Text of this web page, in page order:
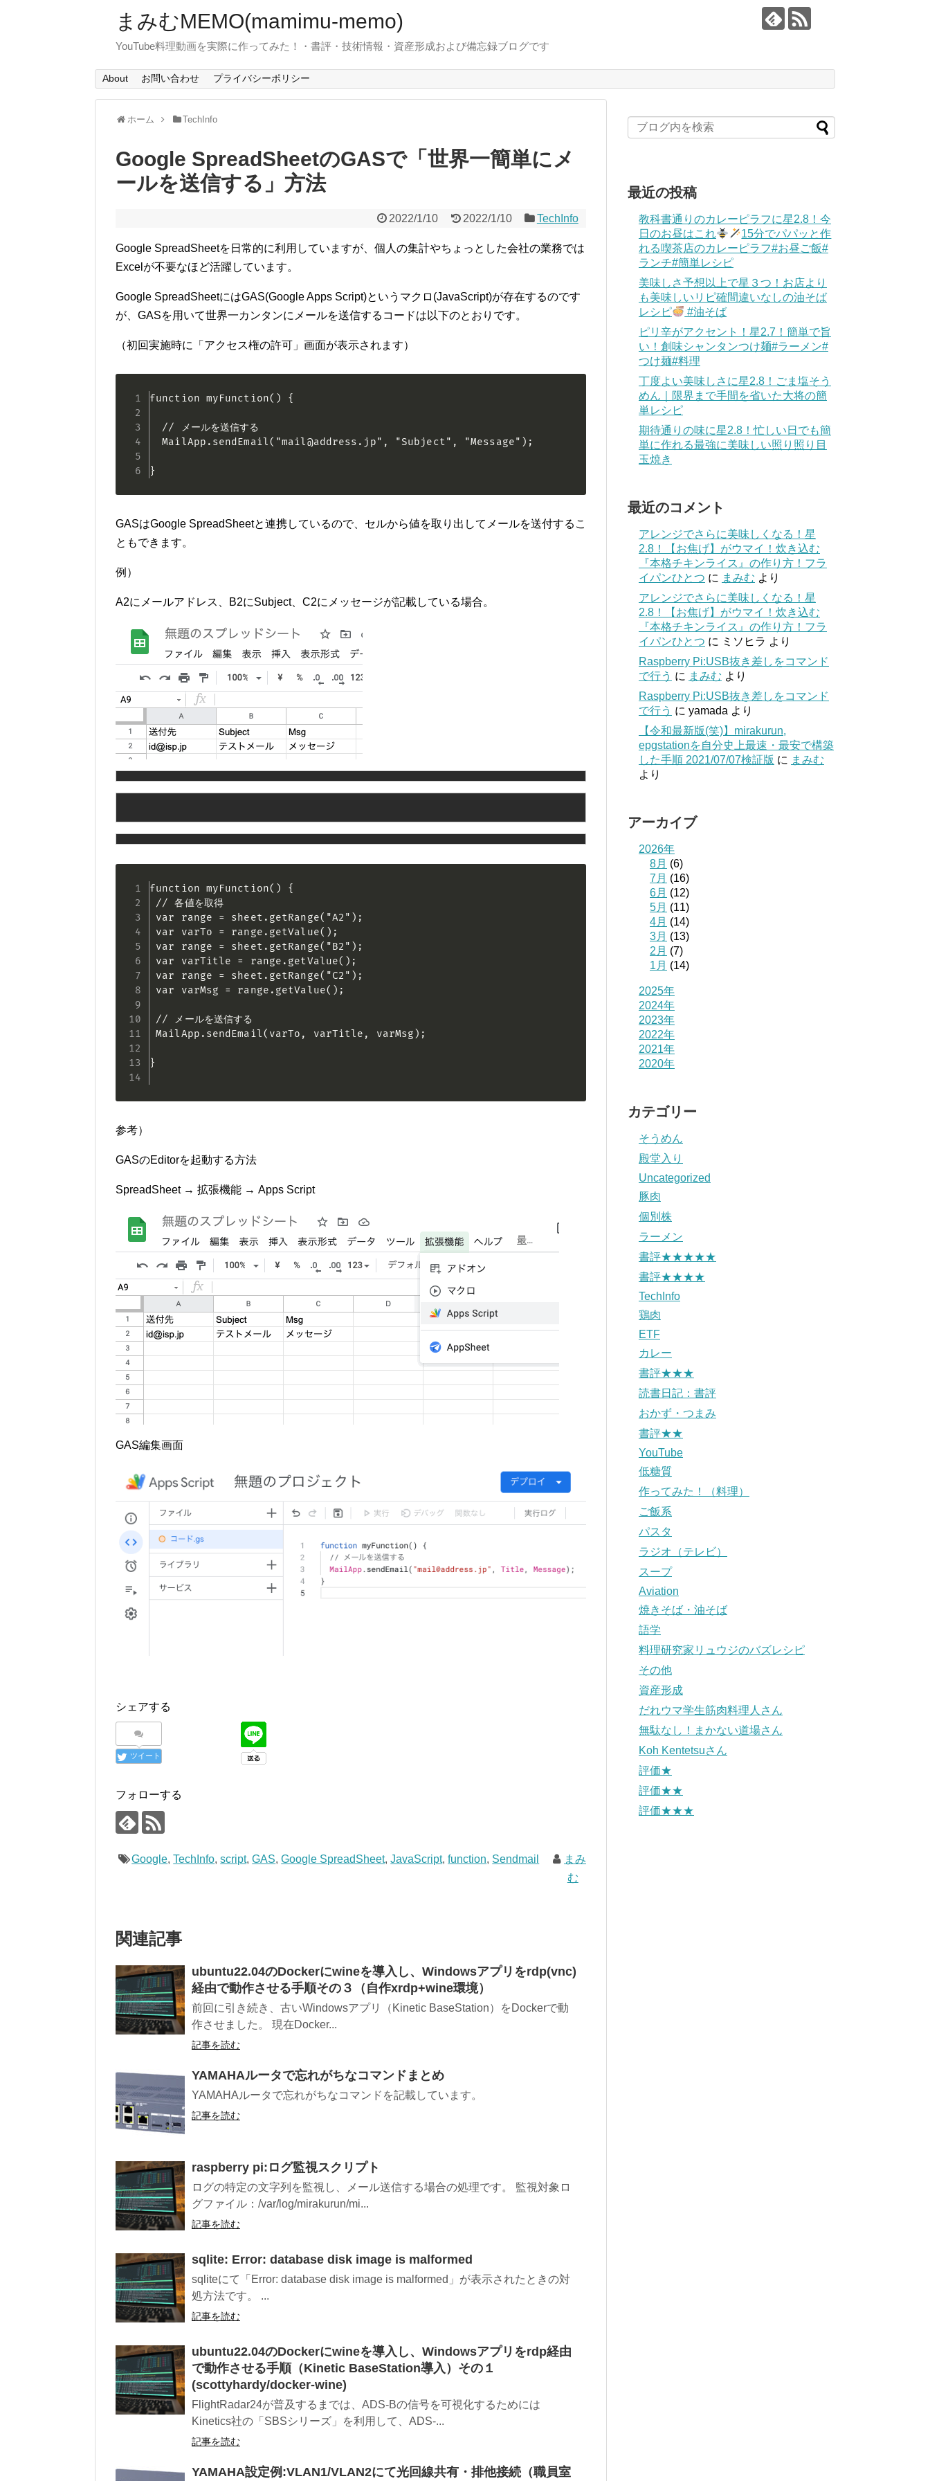
まみむMEMO(mamimu-memo)
YouTube料理動画を実際に作ってみた！・書評・技術情報・資産形成および備忘録ブログです
About お問い合わせ プライバシーポリシー
ホーム TechInfo
Google SpreadSheetのGASで「世界一簡単にメ
ールを送信する」方法
2022/1/10 2022/1/10 TechInfo
Google SpreadSheetを日常的に利用していますが、個人の集計やちょっとした会社の業務では
Excelが不要なほど活躍しています。
Google SpreadSheetにはGAS(Google Apps Script)というマクロ(JavaScript)が存在するのです
が、GASを用いて世界一カンタンにメールを送信するコードは以下のとおりです。
（初回実施時に「アクセス権の許可」画面が表示されます）
function myFunction() {
  // メールを送信する
  MailApp.sendEmail("mail@address.jp", "Subject", "Message");
}
GASはGoogle SpreadSheetと連携しているので、セルから値を取り出してメールを送付するこ
ともできます。
例）
A2にメールアドレス、B2にSubject、C2にメッセージが記載している場合。
function myFunction() {
// 各値を取得
var range = sheet.getRange("A2");
var varTo = range.getValue();
var range = sheet.getRange("B2");
var varTitle = range.getValue();
var range = sheet.getRange("C2");
var varMsg = range.getValue();
// メールを送信する
MailApp.sendEmail(varTo, varTitle, varMsg);
}
参考）
GASのEditorを起動する方法
SpreadSheet → 拡張機能 → Apps Script
GAS編集画面
シェアする
ツイート
フォローする
Google,TechInfo,script,GAS,Google SpreadSheet,JavaScript,function, Sendmail
まみ
む
関連記事
ubuntu22.04のDockerにwineを導入し、Windowsアプリをrdp(vnc)
経由で動作させる手順その３（自作xrdp+wine環境）
前回に引き続き、古いWindowsアプリ（Kinetic BaseStation）をDockerで動
作させました。 現在Docker...
記事を読む
YAMAHAルータで忘れがちなコマンドまとめ
YAMAHAルータで忘れがちなコマンドを記載しています。
記事を読む
raspberry pi:ログ監視スクリプト
ログの特定の文字列を監視し、メール送信する場合の処理です。 監視対象ロ
グファイル：/var/log/mirakurun/mi...
記事を読む
sqlite: Error: database disk image is malformed
sqliteにて「Error: database disk image is malformed」が表示されたときの対
処方法です。 ...
記事を読む
ubuntu22.04のDockerにwineを導入し、Windowsアプリをrdp経由
で動作させる手順（Kinetic BaseStation導入）その１
(scottyhardy/docker-wine)
FlightRadar24が普及するまでは、ADS-Bの信号を可視化するためには
Kinetics社の「SBSシリーズ」を利用して、ADS-...
記事を読む
YAMAHA設定例:VLAN1/VLAN2にて光回線共有・排他接続（職員室
最近の投稿
教科書通りのカレーピラフに星2.8！今
日のお昼はこれ
15分でパパッと作
れる喫茶店のカレーピラフ#お昼ご飯#
ランチ#簡単レシピ
美味しさ予想以上で星３つ！お店より
も美味しいリピ確間違いなしの油そば
レシピ
#油そば
ピリ辛がアクセント！星2.7！簡単で旨
い！創味シャンタンつけ麺#ラーメン#
つけ麺#料理
丁度よい美味しさに星2.8！ごま塩そう
めん｜限界まで手間を省いた大将の簡
単レシピ
期待通りの味に星2.8！忙しい日でも簡
単に作れる最強に美味しい照り照り目
玉焼き
最近のコメント
アレンジでさらに美味しくなる！星
2.8！【お焦げ】がウマイ！炊き込む
『本格チキンライス』の作り方！フラ
イパンひとつ に まみむ より
アレンジでさらに美味しくなる！星
2.8！【お焦げ】がウマイ！炊き込む
『本格チキンライス』の作り方！フラ
イパンひとつ に ミソヒラ より
Raspberry Pi:USB抜き差しをコマンド
で行う に まみむ より
Raspberry Pi:USB抜き差しをコマンド
で行う に yamada より
【令和最新版(笑)】mirakurun,
epgstationを自分史上最速・最安で構築
した手順 2021/07/07検証版 に まみむ
より
アーカイブ
2026年
8月 (6)
7月 (16)
6月 (12)
5月 (11)
4月 (14)
3月 (13)
2月 (7)
1月 (14)
2025年
2024年
2023年
2022年
2021年
2020年
カテゴリー
そうめん
殿堂入り
Uncategorized
豚肉
個別株
ラーメン
書評★★★★★
書評★★★★
TechInfo
鶏肉
ETF
カレー
書評★★★
読書日記：書評
おかず・つまみ
書評★★
YouTube
低糖質
作ってみた！（料理）
ご飯系
パスタ
ラジオ（テレビ）
スープ
Aviation
焼きそば・油そば
語学
料理研究家リュウジのバズレシピ
その他
資産形成
だれウマ学生筋肉料理人さん
無駄なし！まかない道場さん
Koh Kentetsuさん
評価★
評価★★
評価★★★